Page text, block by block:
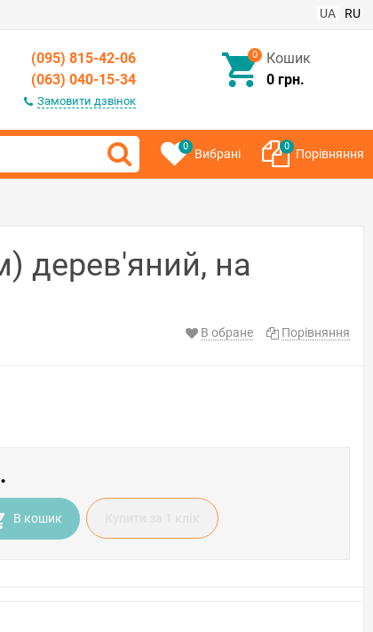
UA RU
(095) 815-42-06
(063) 040-15-34
Замовити дзвінок
0
Кошик
0 грн.
0 Вибрані 0 Порівняння
дерев'яний, на
В обране Порівняння
В кошик